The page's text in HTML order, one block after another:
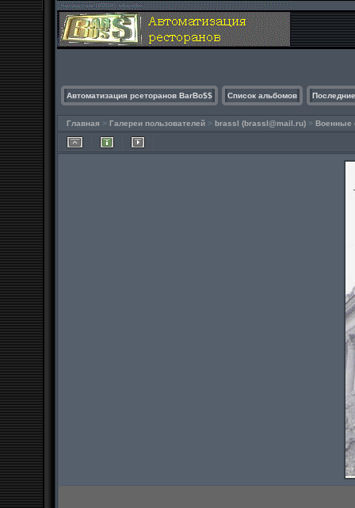
Автоматизация рсеторанов BarBo$$ Список альбомов
Главная > Галереи пользователей > brassl (brassl@mail.ru) > Военные